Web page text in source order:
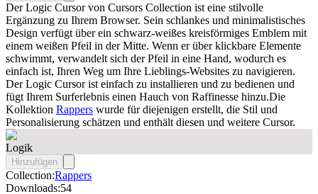
Der Logic Cursor von Cursors Collection ist eine stilvolle
Ergänzung zu Ihrem Browser. Sein schlankes und minimalistisches
Design verfügt über ein schwarz-weißes kreisförmiges Emblem mit
einem weißen Pfeil in der Mitte. Wenn er über klickbare Elemente
schwimmt, verwandelt sich der Pfeil in eine Hand, wodurch es
einfach ist, Ihren Weg um Ihre Lieblings-Websites zu navigieren.
Der Logic Cursor ist einfach zu installieren und zu bedienen und
fügt Ihrem Surferlebnis einen Hauch von Raffinesse hinzu.Die
Kollektion Rappers wurde für diejenigen erstellt, die Stil und
Personalisierung schätzen und enthält diesen und weitere Cursor.
Logik
Hinzufügen
Collection:Rappers
Downloads:54